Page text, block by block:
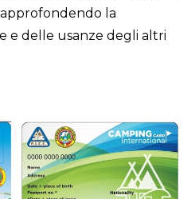
la
e delle usanze degli altri